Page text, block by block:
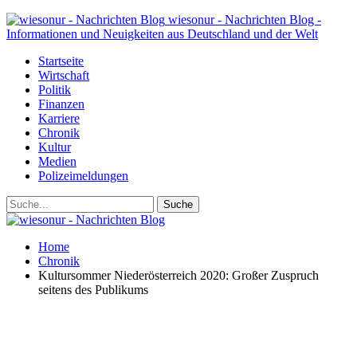
wiesonur - Nachrichten Blog -
Informationen und Neuigkeiten aus Deutschland und der Welt
Startseite
Wirtschaft
Politik
Finanzen
Karriere
Chronik
Kultur
Medien
Polizeimeldungen
Home
Chronik
Kultursommer Niederösterreich 2020: Großer Zuspruch
seitens des Publikums